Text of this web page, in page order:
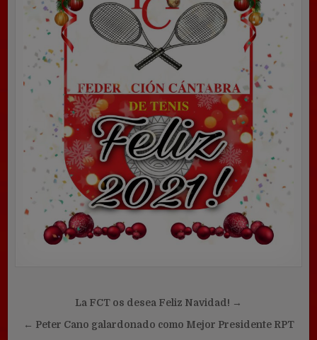
Navegación
de
La FCT os desea Feliz Navidad! →
← Peter Cano galardonado como Mejor Presidente RPT